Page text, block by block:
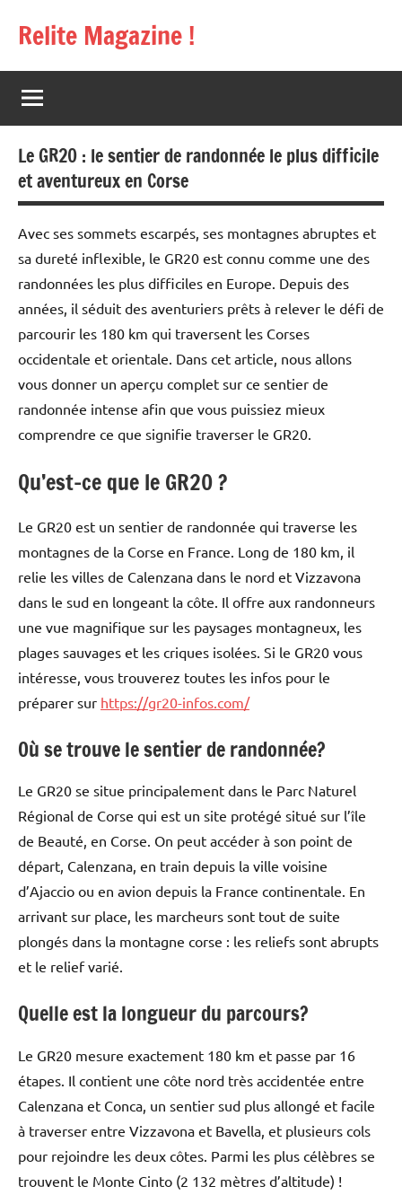
Relite Magazine !
Le GR20 : le sentier de randonnée le plus difficile
et aventureux en Corse
Avec ses sommets escarpés, ses montagnes abruptes et
sa dureté inflexible, le GR20 est connu comme une des
randonnées les plus difficiles en Europe. Depuis des
années, il séduit des aventuriers prêts à relever le défi de
parcourir les 180 km qui traversent les Corses
occidentale et orientale. Dans cet article, nous allons
vous donner un aperçu complet sur ce sentier de
randonnée intense afin que vous puissiez mieux
comprendre ce que signifie traverser le GR20.
Qu’est-ce que le GR20 ?
Le GR20 est un sentier de randonnée qui traverse les
montagnes de la Corse en France. Long de 180 km, il
relie les villes de Calenzana dans le nord et Vizzavona
dans le sud en longeant la côte. Il offre aux randonneurs
une vue magnifique sur les paysages montagneux, les
plages sauvages et les criques isolées. Si le GR20 vous
intéresse, vous trouverez toutes les infos pour le
préparer sur https://gr20-infos.com/
Où se trouve le sentier de randonnée?
Le GR20 se situe principalement dans le Parc Naturel
Régional de Corse qui est un site protégé situé sur l’île
de Beauté, en Corse. On peut accéder à son point de
départ, Calenzana, en train depuis la ville voisine
d’Ajaccio ou en avion depuis la France continentale. En
arrivant sur place, les marcheurs sont tout de suite
plongés dans la montagne corse : les reliefs sont abrupts
et le relief varié.
Quelle est la longueur du parcours?
Le GR20 mesure exactement 180 km et passe par 16
étapes. Il contient une côte nord très accidentée entre
Calenzana et Conca, un sentier sud plus allongé et facile
à traverser entre Vizzavona et Bavella, et plusieurs cols
pour rejoindre les deux côtes. Parmi les plus célèbres se
trouvent le Monte Cinto (2 132 mètres d’altitude) !